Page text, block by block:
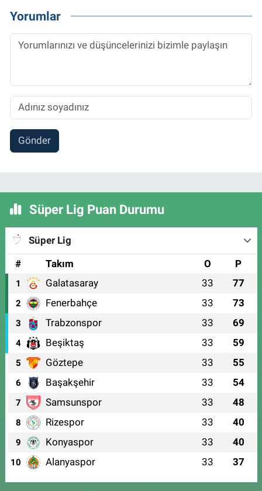
Yorumlar
Gönder
Süper Lig Puan Durumu
Süper Lig
#
Takım O P
1 Galatasaray 33 77
2 Fenerbahçe 33 73
3 Trabzonspor 33 69
4 Beşiktaş 33 59
5 Göztepe 33 55
6 Başakşehir 33 54
7 Samsunspor 33 48
8 Rizespor 33 40
9 Konyaspor 33 40
10 Alanyaspor 33 37